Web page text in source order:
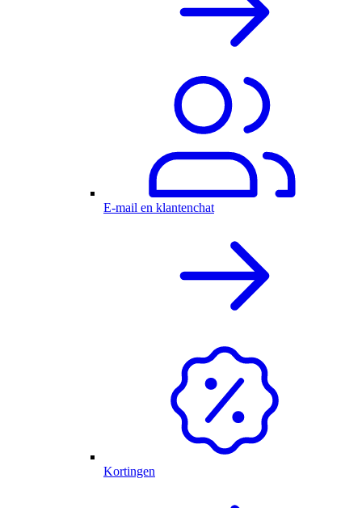
E-mail en klantenchat
Kortingen